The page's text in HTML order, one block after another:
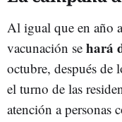
Al igual que en año
vacunación se hará
octubre, después de
el turno de las
atención a personas